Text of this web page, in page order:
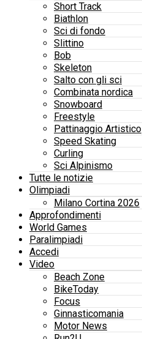
Short Track
Biathlon
Sci di fondo
Slittino
Bob
Skeleton
Salto con gli sci
Combinata nordica
Snowboard
Freestyle
Pattinaggio Artistico
Speed Skating
Curling
Sci Alpinismo
Tutte le notizie
Olimpiadi
Milano Cortina 2026
Approfondimenti
World Games
Paralimpiadi
Accedi
Video
Beach Zone
BikeToday
Focus
Ginnasticomania
Motor News